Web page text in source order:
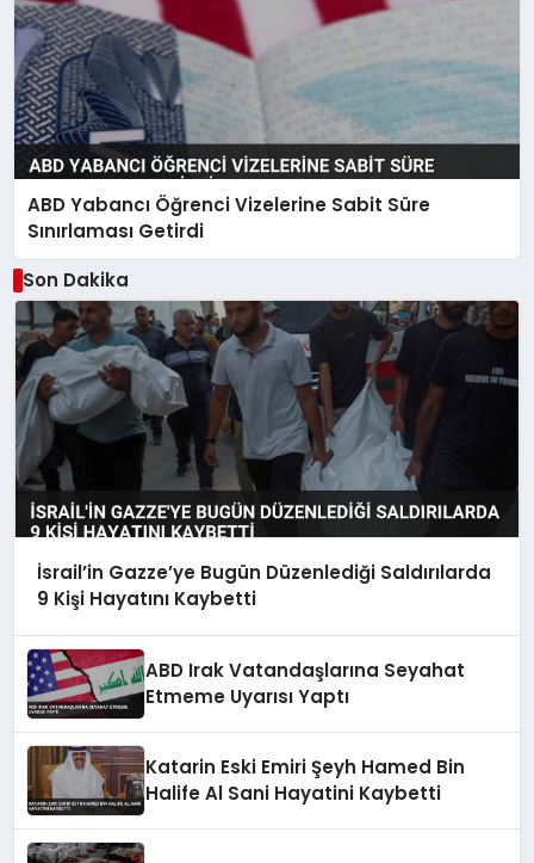
ABD Yabancı Öğrenci Vizelerine Sabit Süre
Sınırlaması Getirdi
Son Dakika
İsrail’in Gazze’ye Bugün Düzenlediği Saldırılarda
9 Kişi Hayatını Kaybetti
ABD Irak Vatandaşlarına Seyahat
Etmeme Uyarısı Yaptı
Katarin Eski Emiri Şeyh Hamed Bin
Halife Al Sani Hayatini Kaybetti